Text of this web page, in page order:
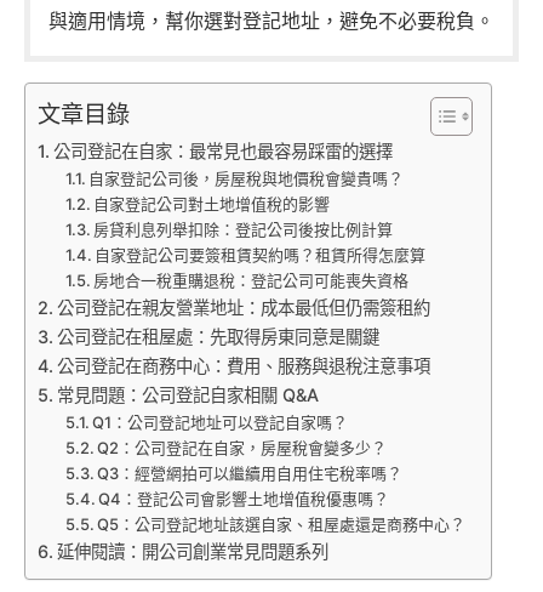
與適用情境，幫你選對登記地址，避免不必要稅負。
文章目錄
公司登記在自家：最常見也最容易踩雷的選擇
自家登記公司後，房屋稅與地價稅會變貴嗎？
自家登記公司對土地增值稅的影響
房貸利息列舉扣除：登記公司後按比例計算
自家登記公司要簽租賃契約嗎？租賃所得怎麼算
房地合一稅重購退稅：登記公司可能喪失資格
公司登記在親友營業地址：成本最低但仍需簽租約
公司登記在租屋處：先取得房東同意是關鍵
公司登記在商務中心：費用、服務與退稅注意事項
常見問題：公司登記自家相關 Q&A
Q1：公司登記地址可以登記自家嗎？
Q2：公司登記在自家，房屋稅會變多少？
Q3：經營網拍可以繼續用自用住宅稅率嗎？
Q4：登記公司會影響土地增值稅優惠嗎？
Q5：公司登記地址該選自家、租屋處還是商務中心？
延伸閱讀：開公司創業常見問題系列